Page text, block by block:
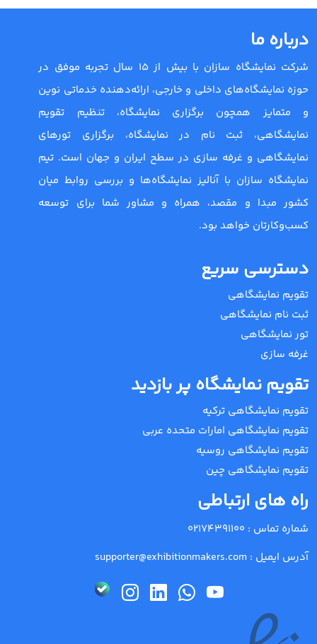
درباره ما
شرکت نمایشگاه سازان با بیش از 15 سال تجربه موفق در
حوزه نمایشگاه‌های داخلی و خارجی، ارائه‌دهنده خدماتی نوین
و متمایز همچون برگزاری نمایشگاه، تنظیم تقویم
نمایشگاهی، ثبت نام در نمایشگاه، برگزاری تورهای
نمایشگاهی و غرفه سازی در سطح ایران و جهان است. تیم
نمایشگاه سازان با آنالیز نمایشگاه‌ها و بررسی روابط میان
کشور مبدا و مقصد، همراه و مشاور شما برای توسعه
کسب‌وکارتان خواهد بود.
دسترسی سریع
تقویم نمایشگاهی
ثبت نام نمایشگاهی
تور نمایشگاهی
غرفه سازی
تقویم نمایشگاه پر بازدید
تقویم نمایشگاهی ترکیه
تقویم نمایشگاهی امارات متحده عربی
تقویم نمایشگاهی روسیه
تقویم نمایشگاهی چین
راه های ارتباطی
شماره تماس : 02174391100
آدرس ایمیل : supporter@exhibitionmakers.com